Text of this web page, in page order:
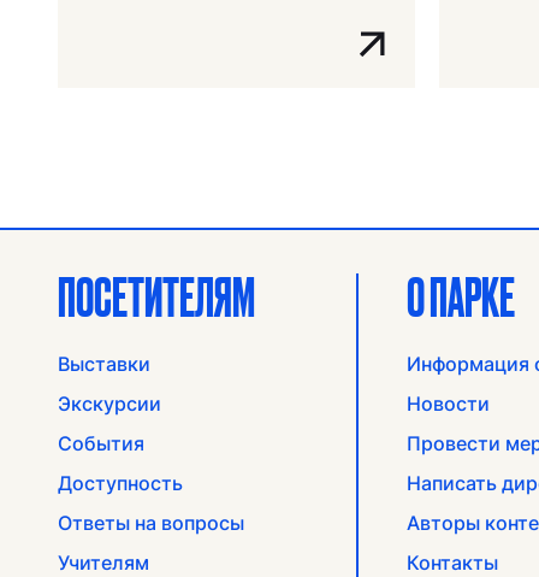
ПОСЕТИТЕЛЯМ
Выставки
Экскурсии
События
Доступность
Ответы на вопросы
Учителям
О ПАРКЕ
Информация
Новости
Провести
Написать
Авторы
Контакты